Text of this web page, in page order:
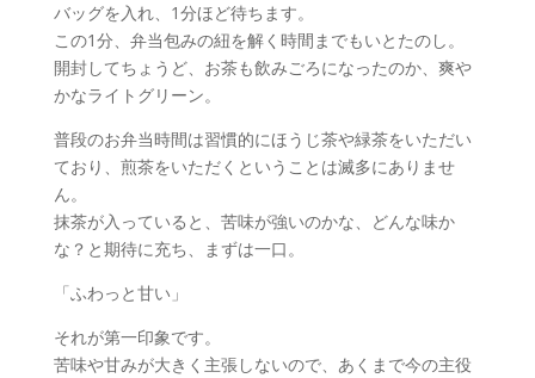
バッグを入れ、1分ほど待ちます。
この1分、弁当包みの紐を解く時間までもいとたのし。
開封してちょうど、お茶も飲みごろになったのか、爽や
かなライトグリーン。
普段のお弁当時間は習慣的にほうじ茶や緑茶をいただい
ており、煎茶をいただくということは滅多にありませ
ん。
抹茶が入っていると、苦味が強いのかな、どんな味か
な？と期待に充ち、まずは一口。
「ふわっと甘い」
それが第一印象です。
苦味や甘みが大きく主張しないので、あくまで今の主役